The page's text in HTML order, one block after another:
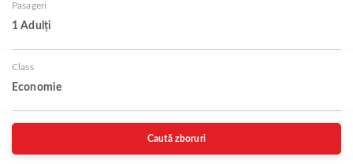
Pasageri
1 Adulți
Class
Economie
Caută zboruri